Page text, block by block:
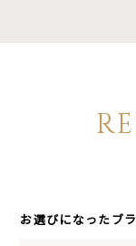
お選びになったブ